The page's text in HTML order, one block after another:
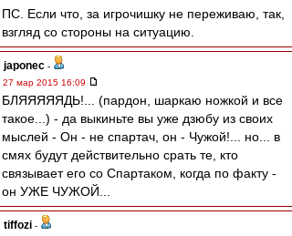
ПС. Если что, за игрочишку не переживаю, так,
взгляд со стороны на ситуацию.
japonec -
27 мар 2015 16:09
БЛЯЯЯЯЯДЬ!... (пардон, шаркаю ножкой и все
такое...) - да выкиньте вы уже дзюбу из своих
мыслей - Он - не спартач, он - Чужой!... но... в
смях будут действительно срать те, кто
связывает его со Спартаком, когда по факту -
он УЖЕ ЧУЖОЙ...
tiffozi -